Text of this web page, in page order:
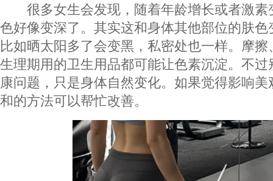
很多女生会发现，随着年龄增长或者激素
色好像变深了。其实这和身体其他部位的肤
比如晒太阳多了会变黑，私密处也一样。摩
生理期用的卫生用品都可能让色素沉淀。不
康问题，只是身体自然变化。如果觉得影响
和的方法可以帮忙改善。